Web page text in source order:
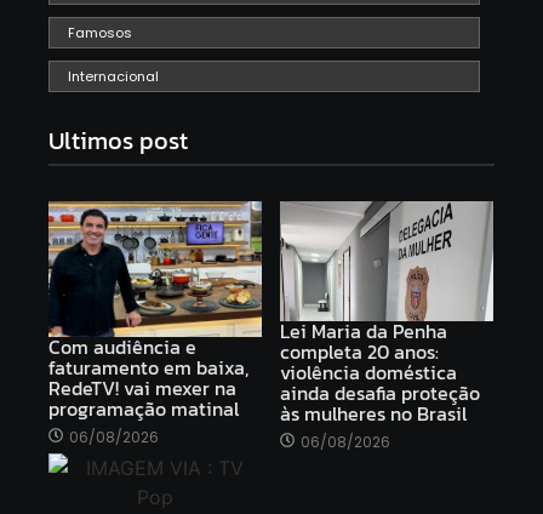
Famosos
Internacional
Ultimos post
Com audiência e
faturamento em baixa,
RedeTV! vai mexer na
programação matinal
06/08/2026
Lei Maria da Penha
completa 20 anos:
violência doméstica
ainda desafia proteção
às mulheres no Brasil
06/08/2026